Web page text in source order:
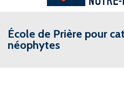
École de Prière pour
néophytes